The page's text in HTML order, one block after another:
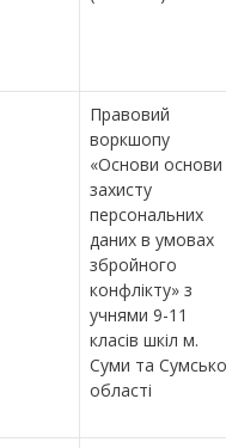
Правовий
воркшопу
«Основи основи
захисту
персональних
даних в умовах
збройного
конфлікту» з
учнями 9-11
класів шкіл м.
Суми та
області